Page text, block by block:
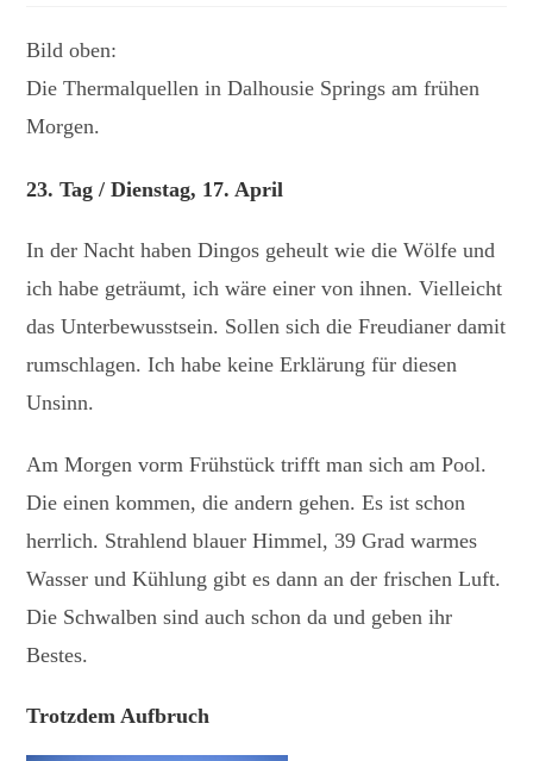
Bild oben:
Die Thermalquellen in Dalhousie Springs am frühen
Morgen.
23. Tag / Dienstag, 17. April
In der Nacht haben Dingos geheult wie die Wölfe und
ich habe geträumt, ich wäre einer von ihnen. Vielleicht
das Unterbewusstsein. Sollen sich die Freudianer damit
rumschlagen. Ich habe keine Erklärung für diesen
Unsinn.
Am Morgen vorm Frühstück trifft man sich am Pool.
Die einen kommen, die andern gehen. Es ist schon
herrlich. Strahlend blauer Himmel, 39 Grad warmes
Wasser und Kühlung gibt es dann an der frischen Luft.
Die Schwalben sind auch schon da und geben ihr
Bestes.
Trotzdem Aufbruch